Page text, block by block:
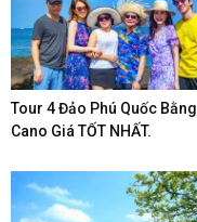
Tour 4 Đảo Phú Quốc Bằng
Cano Giá TỐT NHẤT.